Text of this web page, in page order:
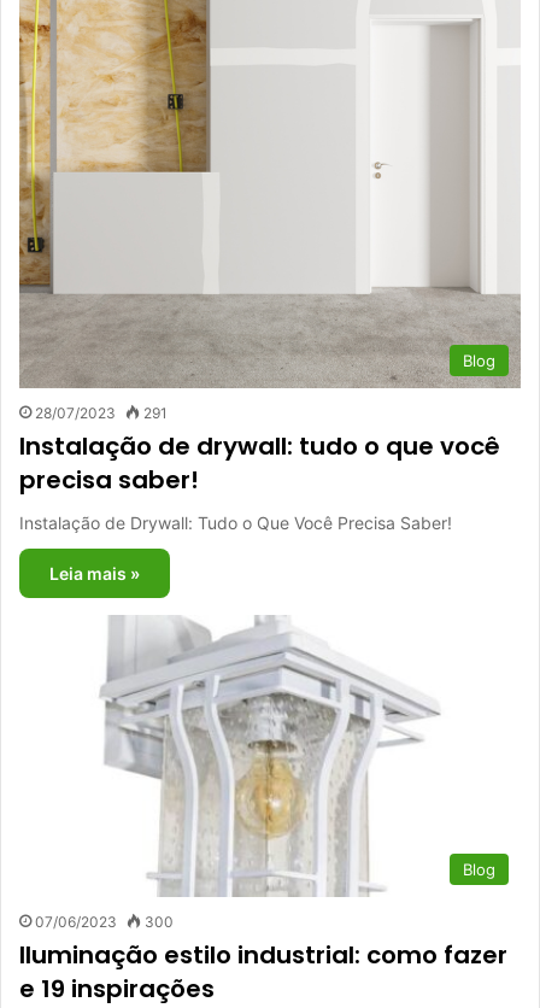
Blog
28/07/2023 291
Instalação de drywall: tudo o que você
precisa saber!
Instalação de Drywall: Tudo o Que Você Precisa Saber!
Leia mais »
Blog
07/06/2023 300
Iluminação estilo industrial: como fazer
e 19 inspirações